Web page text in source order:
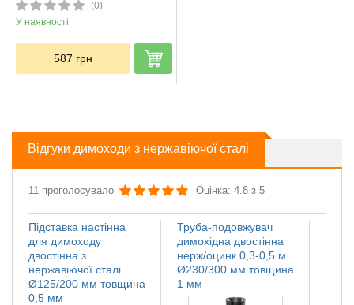
(0)
У наявності
587 грн
Відгуки димоходи з нержавіючої сталі
11 проголосувало Оцінка: 4.8 з 5
Труба-подовжувач
димохідна двостінна
нерж/оцинк 0,3-0,5 м
Ø230/300 мм товщина
1 мм
Підставка настінна
для димоходу
двостінна з
нержавіючої сталі
Ø125/200 мм товщина
0,5 мм